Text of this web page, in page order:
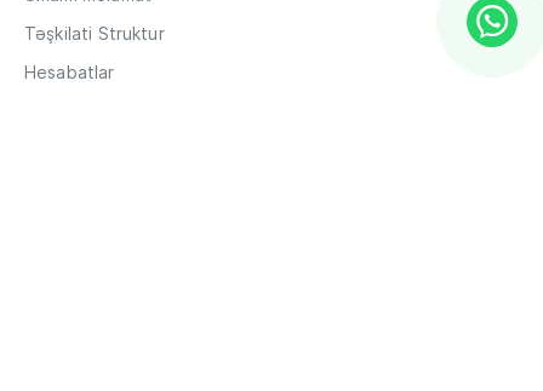
Təşkilati Struktur
Hesabatlar